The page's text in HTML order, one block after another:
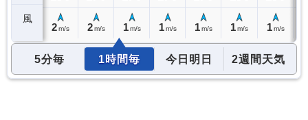
風
2 m/s 2 m/s 1 m/s 1 m/s 1 m/s 1m/s 1 m/s
5分毎 1時間毎 今日明日 2週間天気